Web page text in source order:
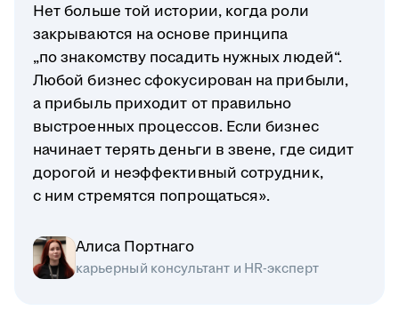
Нет больше той истории, когда роли
закрываются на основе принципа
„по знакомству посадить нужных людей“.
Любой бизнес сфокусирован на прибыли,
а прибыль приходит от правильно
выстроенных процессов. Если бизнес
начинает терять деньги в звене, где сидит
дорогой и неэффективный сотрудник,
с ним стремятся попрощаться».
Алиса Портнаго
карьерный консультант и HR-эксперт